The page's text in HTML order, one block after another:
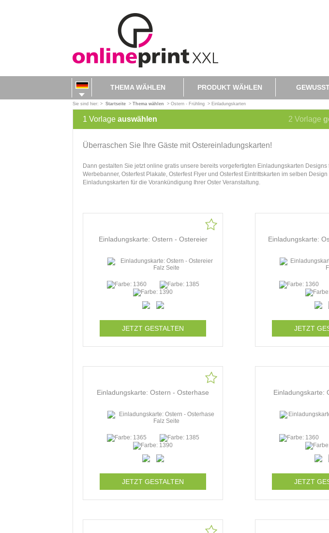
THEMA WÄHLEN PRODUKT WÄHLEN
Sie sind hier: > Startseite > Thema wählen > Ostern - Frühling > Einladungskarten
1 Vorlage auswählen 2 Vorlage
Überraschen Sie Ihre Gäste mit Ostereinladungskarten!
Dann gestalten Sie jetzt online gratis unsere bereits vorgefertigten Einladungskarten
Werbebanner, Osterfest Plakate, Osterfest Flyer und Osterfest Eintrittskarten im selben
Einladungskarten für die Vorankündigung Ihrer Oster Veranstaltung.
Einladungskarte: Ostern - Ostereier
JETZT GESTALTEN
Einladungskarte:
JETZT
Einladungskarte: Ostern - Osterhase
JETZT GESTALTEN
Einladungskarte:
JETZT